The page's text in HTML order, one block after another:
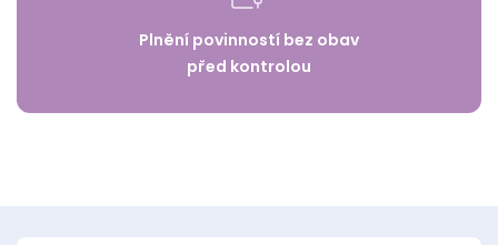
Plnění povinností bez obav
před kontrolou